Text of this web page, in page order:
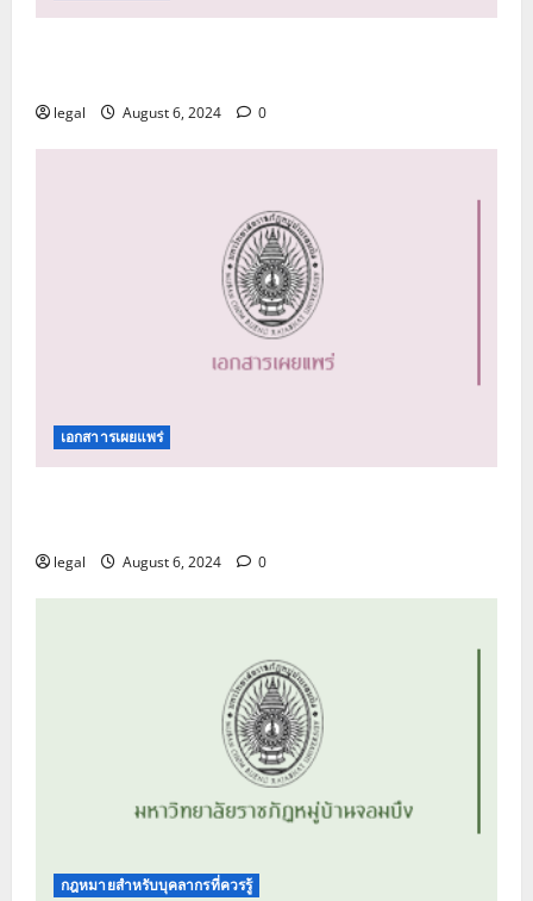
legal August 6, 2024 0
เอกสาารเผยแพร่
legal August 6, 2024 0
กฎหมายสำหรับบุคลากรที่ควรรู้